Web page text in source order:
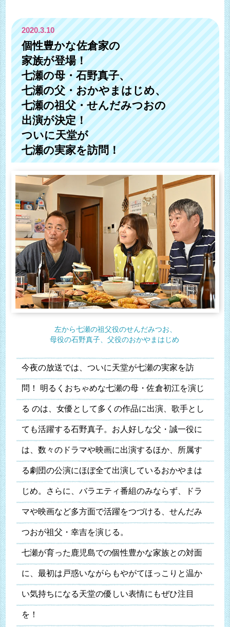
2020.3.10
個性豊かな佐倉家の
家族が登場！
七瀬の母・石野真子、
七瀬の父・おかやまはじめ、
七瀬の祖父・せんだみつおの
出演が決定！
ついに天堂が
七瀬の実家を訪問！
左から七瀬の祖父役のせんだみつお、
母役の石野真子、父役のおかやまはじめ
今夜の放送では、ついに天堂が七瀬の実家を訪
問！ 明るくおちゃめな七瀬の母・佐倉初江を演じ
る のは、女優として多くの作品に出演、歌手とし
ても活躍する石野真子。お人好しな父・誠一役に
は、数々のドラマや映画に出演するほか、所属す
る劇団の公演にほぼ全て出演しているおかやまは
じめ。さらに、バラエティ番組のみならず、ドラ
マや映画など多方面で活躍をつづける、せんだみ
つおが祖父・幸吉を演じる。
七瀬が育った鹿児島での個性豊かな家族との対面
に、最初は戸惑いながらもやがてほっこりと温か
い気持ちになる天堂の優しい表情にもぜひ注目
を！